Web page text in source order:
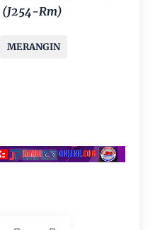
(J254-Rm)
MERANGIN